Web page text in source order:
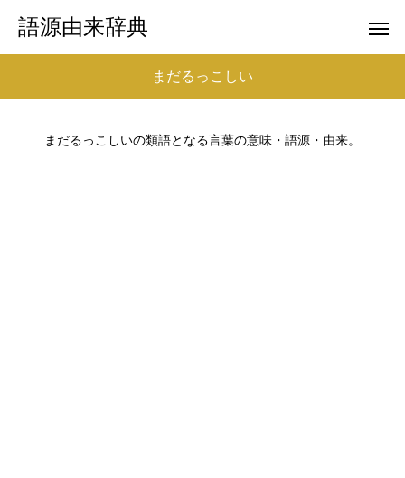
語源由来辞典
まだるっこしい
まだるっこしいの類語となる言葉の意味・語源・由来。